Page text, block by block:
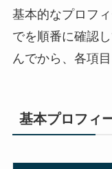
基本的なプロフ
でを順番に確認
んでから、各項
基本プロフィ